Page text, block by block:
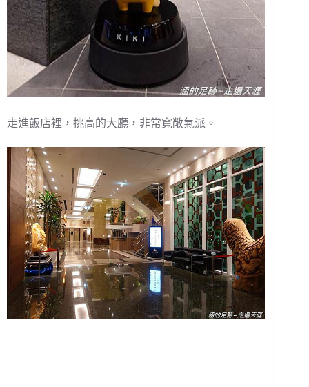
走進飯店裡，挑高的大廳，非常寬敞氣派。